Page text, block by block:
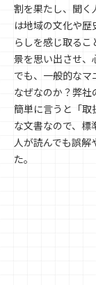
割を果たし、聞く
は地域の文化や
らしを感じ取る
景を思い出させ、
でも、一般的なマ
なぜなのか？弊社
簡単に言うと「取
な文書なので、標
人が読んでも誤
た。